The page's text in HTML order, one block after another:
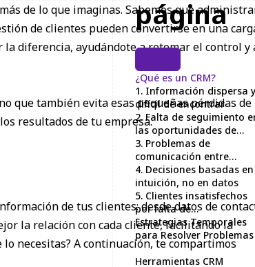
de lo que imaginas. Sabemos que
de clientes pueden convertirse en una
diferencia, ayudándote a retomar el control y
que también evita esas pequeñas pérdidas de
resultados de tu empresa.
de tus clientes: desde datos de
la relación con cada cliente, facilitando la
necesitas? A continuación, te compartimos
página
¿Qué es un CRM?
1. Información dispersa y
difícil de encontrar
2. Falta de seguimiento
las oportunidades de
venta
3. Problemas de
comunicación entre
equipos
4. Decisiones basadas en
intuición, no en datos
5. Clientes insatisfechos
por falta de
personalización
Estrategias Temporales
para Resolver
Prepararte para un CRM
Herramientas CRM